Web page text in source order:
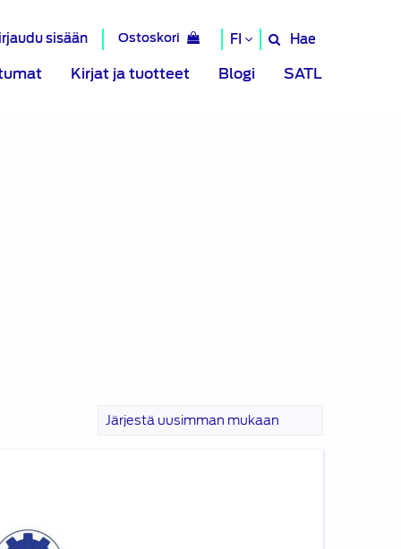
sisään Ostoskori FI
Hae
Hae
Kirjat ja tuotteet Blogi SATL